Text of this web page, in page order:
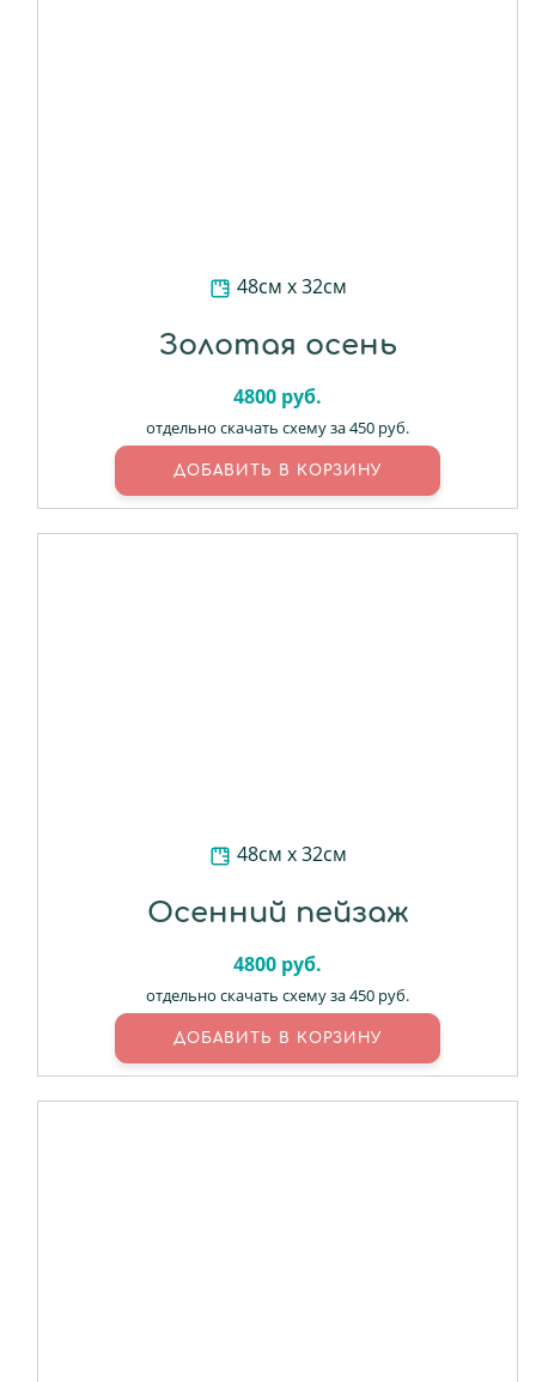
48см х 32см
Золотая осень
4800 руб.
отдельно скачать схему за 450 руб.
48см х 32см
Осенний пейзаж
4800 руб.
отдельно скачать схему за 450 руб.